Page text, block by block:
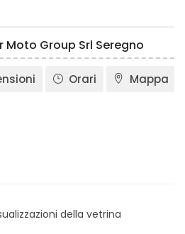
Group Srl Seregno
Orari Mappa
della vetrina